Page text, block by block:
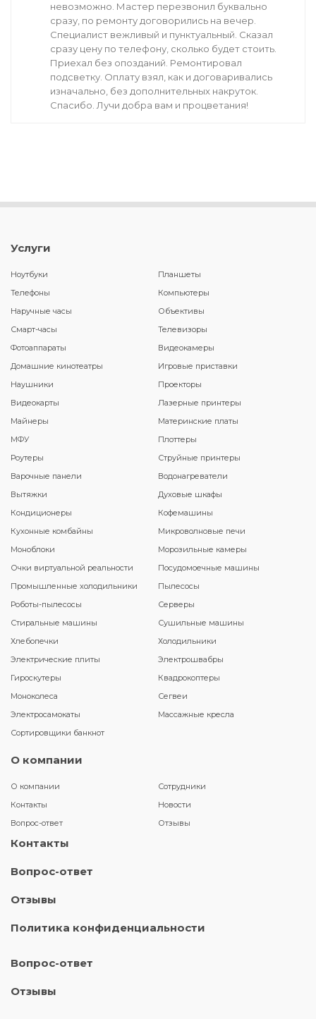
невозможно. Мастер перезвонил буквально
сразу, по ремонту договорились на вечер.
Специалист вежливый и пунктуальный. Сказал
сразу цену по телефону, сколько будет стоить.
Приехал без опозданий. Ремонтировал
подсветку. Оплату взял, как и договаривались
изначально, без дополнительных накруток.
Спасибо. Лучи добра вам и процветания!
Услуги
Ноутбуки
Планшеты
Телефоны
Компьютеры
Наручные часы
Объективы
Смарт-часы
Телевизоры
Фотоаппараты
Видеокамеры
Домашние кинотеатры
Игровые приставки
Наушники
Проекторы
Видеокарты
Лазерные принтеры
Майнеры
Материнские платы
МФУ
Плоттеры
Роутеры
Струйные принтеры
Варочные панели
Водонагреватели
Вытяжки
Духовые шкафы
Кондиционеры
Кофемашины
Кухонные комбайны
Микроволновые печи
Моноблоки
Морозильные камеры
Очки виртуальной реальности
Посудомоечные машины
Промышленные холодильники
Пылесосы
Роботы-пылесосы
Серверы
Стиральные машины
Сушильные машины
Хлебопечки
Холодильники
Электрические плиты
Электрошвабры
Гироскутеры
Квадрокоптеры
Моноколеса
Сегвеи
Электросамокаты
Массажные кресла
Сортировщики банкнот
О компании
О компании
Сотрудники
Контакты
Новости
Вопрос-ответ
Отзывы
Контакты
Вопрос-ответ
Отзывы
Политика конфиденциальности
Вопрос-ответ
Отзывы